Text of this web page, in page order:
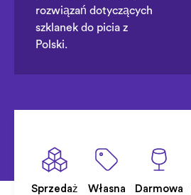
rozwiązań dotyczących
szklanek do picia z
Polski.
Sprzedaż
Własna
Darmowa